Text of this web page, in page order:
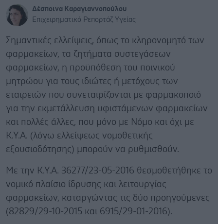
Δέσποινα Καραγιαννοπούλου
Επιχειρηματικό Ρεπορτάζ Υγείας
Σημαντικές ελλείψεις, όπως το κληρονομητό των
φαρμακείων, τα ζητήματα συστεγάσεων
φαρμακείων, η προϋπόθεση του ποινικού
μητρώου για τους ιδιώτες ή μετόχους των
εταιρειών που συνεταιρίζονται με φαρμακοποιό
για την εκμετάλλευση υφιστάμενων φαρμακείων
και πολλές άλλες, που μόνο με Νόμο και όχι με
Κ.Υ.Α. (λόγω ελλείψεως νομοθετικής
εξουσιοδότησης) μπορούν να ρυθμισθούν.
Με την Κ.Υ.Α. 36277/23-05-2016 θεσμοθετήθηκε το
νομικό πλαίσιο ίδρυσης και λειτουργίας
φαρμακείων, καταργώντας τις δύο προηγούμενες
(82829/29-10-2015 και 6915/29-01-2016).